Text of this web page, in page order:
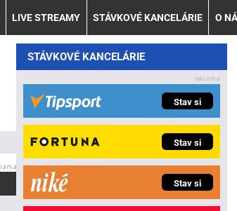
LIVE STREAMY STÁVKOVÉ KANCELÁRIE O
STÁVKOVÉ KANCELÁRIE
Stav si
Stav si
Stav si